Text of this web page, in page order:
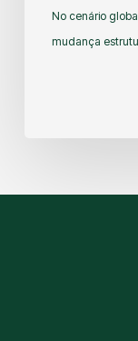
No cenário
mudança